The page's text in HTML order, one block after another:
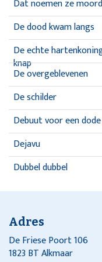
Dat noemen ze moord
De dood kwam langs
De echte
knap
De overgeblevenen
De schilder
Debuut voor een dode
Dejavu
Dubbel dubbel
Dubbel dubbel
Een ogenblik van
Examenkoorts
Adres
De Friese Poort 106
1823 BT Alkmaar